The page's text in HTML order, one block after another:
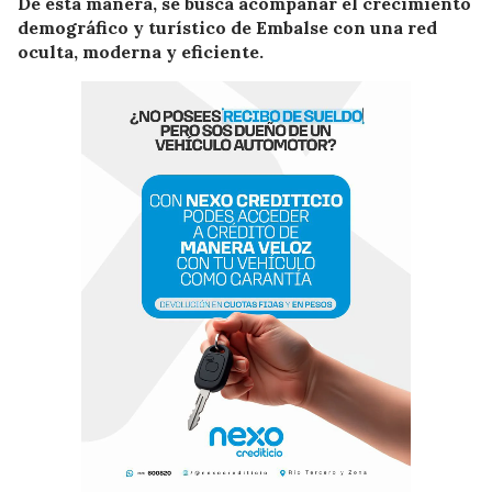
demográfico y turístico de Embalse con una red
oculta, moderna y eficiente.